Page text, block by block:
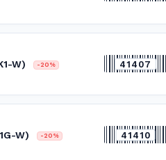
W) -20% 41407
W) -20% 41410